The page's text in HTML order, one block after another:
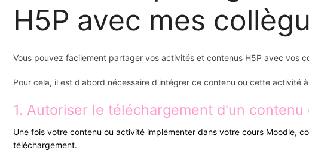
H5P avec mes
Vous pouvez facilement partager vos activités et contenus H5P avec vos
Pour cela, il est d'abord nécessaire d'intégrer ce contenu ou cette activité
1. Autoriser le téléchargement d'un contenu
Une fois votre contenu ou activité implémenter dans votre cours Moodle,
téléchargement.